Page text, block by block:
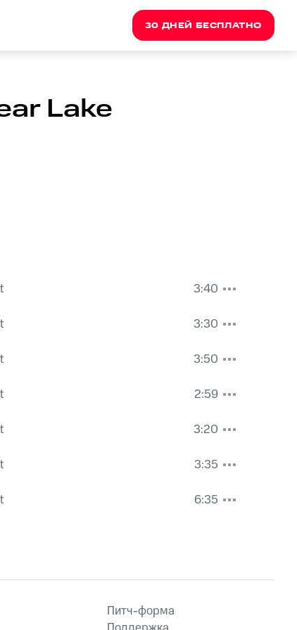
30 ДНЕЙ БЕСПЛАТНО
Lake
3:40
3:30
3:50
2:59
3:20
3:35
6:35
Питч-форма